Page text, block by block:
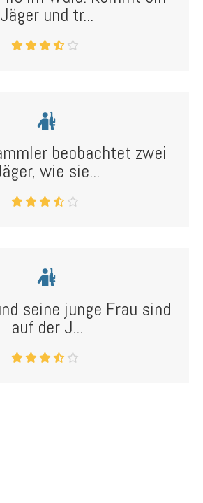
Jäger und tr...
beobachtet zwei
wie sie...
seine junge Frau sind
auf der J...